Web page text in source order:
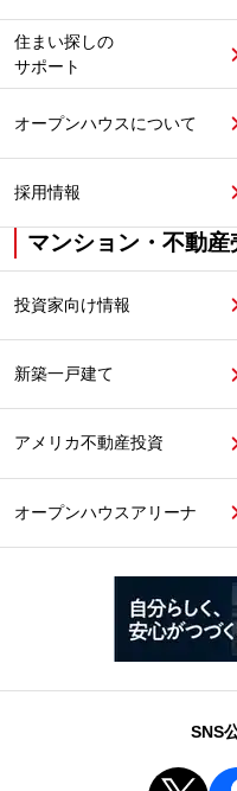
住まい探しの
サポート
オープンハウスについて
採用情報
マンション・不動
投資家向け情報
新築一戸建て
アメリカ不動産投資
オープンハウスアリーナ
SNS